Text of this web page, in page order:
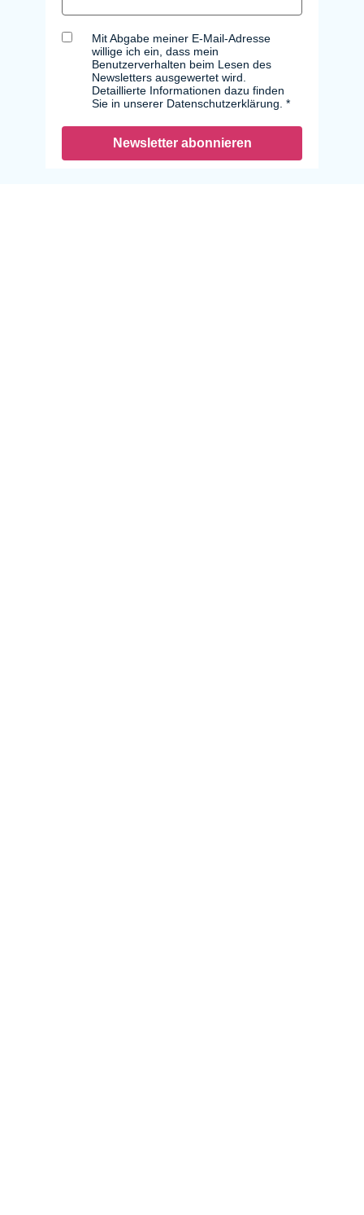
Mit Abgabe meiner E-Mail-Adresse
willige ich ein, dass mein
Benutzerverhalten beim Lesen des
Newsletters ausgewertet wird.
Detaillierte Informationen dazu finden
Sie in unserer Datenschutzerklärung.
Newsletter abonnieren